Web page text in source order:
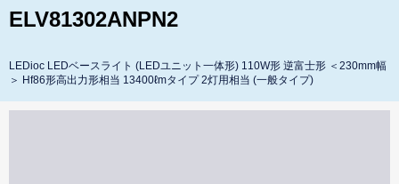
ELV81302ANPN2
LEDioc LEDベースライト (LEDユニット一体形) 110W形 逆富士形 ＜230mm幅
＞ Hf86形高出力形相当 13400ℓmタイプ 2灯用相当 (一般タイプ)